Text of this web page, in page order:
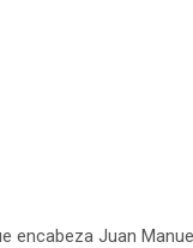
Juan